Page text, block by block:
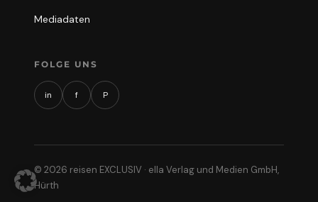
Mediadaten
FOLGE UNS
in f P
© 2026 reisen EXCLUSIV · ella Verlag und Medien GmbH,
Hürth